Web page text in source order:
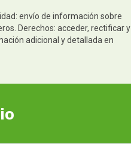
envío de información sobre
Derechos: acceder, rectificar y
adicional y detallada en